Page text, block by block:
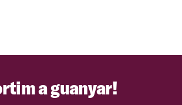
a guanyar!